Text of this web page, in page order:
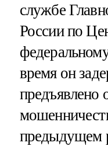
службе
России по
время он
предъявлено
предыдущем